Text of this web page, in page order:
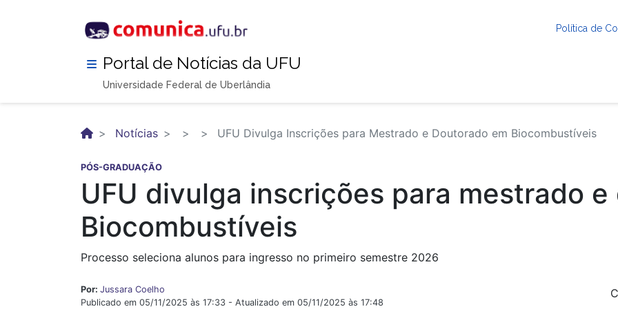
Política de
Portal de Notícias da UFU
Universidade Federal de Uberlândia
Notícias UFU Divulga Inscrições para Mestrado e Doutorado em Biocombustíveis
PÓS-GRADUAÇÃO
UFU divulga inscrições para mestrado
Biocombustíveis
Processo seleciona alunos para ingresso no primeiro semestre 2026
Por: Jussara Coelho
Publicado em 05/11/2025 às 17:33 - Atualizado em 05/11/2025 às 17:48